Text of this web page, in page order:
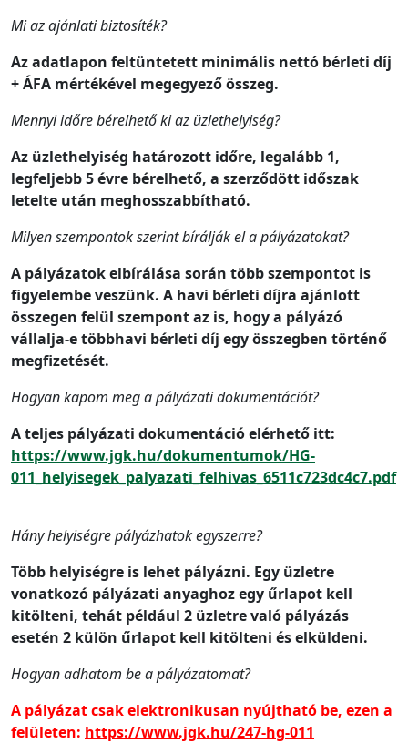
Mi az ajánlati biztosíték?
Az adatlapon feltüntetett minimális nettó bérleti díj
+ ÁFA mértékével megegyező összeg.
Mennyi időre bérelhető ki az üzlethelyiség?
Az üzlethelyiség határozott időre, legalább 1,
legfeljebb 5 évre bérelhető, a szerződött időszak
letelte után meghosszabbítható.
Milyen szempontok szerint bírálják el a pályázatokat?
A pályázatok elbírálása során több szempontot is
figyelembe veszünk. A havi bérleti díjra ajánlott
összegen felül szempont az is, hogy a pályázó
vállalja-e többhavi bérleti díj egy összegben történő
megfizetését.
Hogyan kapom meg a pályázati dokumentációt?
A teljes pályázati dokumentáció elérhető itt:
https://www.jgk.hu/dokumentumok/HG-
011_helyisegek_palyazati_felhivas_6511c723dc4c7.pdf
Hány helyiségre pályázhatok egyszerre?
Több helyiségre is lehet pályázni. Egy üzletre
vonatkozó pályázati anyaghoz egy űrlapot kell
kitölteni, tehát például 2 üzletre való pályázás
esetén 2 külön űrlapot kell kitölteni és elküldeni.
Hogyan adhatom be a pályázatomat?
A pályázat csak elektronikusan nyújtható be, ezen a
felületen: https://www.jgk.hu/247-hg-011